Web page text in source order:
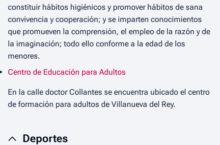
constituir hábitos higiénicos y promover hábitos de sana
convivencia y cooperación; y se imparten conocimientos
que promueven la comprensión, el empleo de la razón y de
la imaginación; todo ello conforme a la edad de los
menores.
Centro de Educación para Adultos
En la calle doctor Collantes se encuentra ubicado el centro
de formación para adultos de Villanueva del Rey.
Deportes